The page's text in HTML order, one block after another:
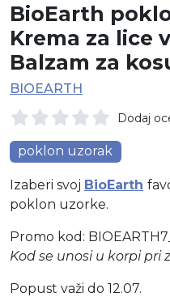
BioEarth
Krema za lice
Balzam za
BIOEARTH
Dodaj
poklon uzorak
Izaberi svoj BioEarth
poklon uzorke.
Promo kod:
Kod se unosi u korpi pri
Popust važi do 12.07.